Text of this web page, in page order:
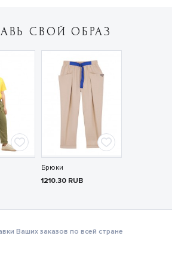
СВОЙ ОБРАЗ
Брюки
1210.30 RUB
Ваших заказов по всей стране